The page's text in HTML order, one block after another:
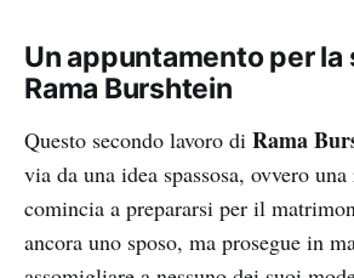
Un appuntamento per la
Rama Burshtein
Questo secondo lavoro di Rama
via da una idea spassosa, ovvero una
comincia a prepararsi per il
ancora uno sposo, ma prosegue in